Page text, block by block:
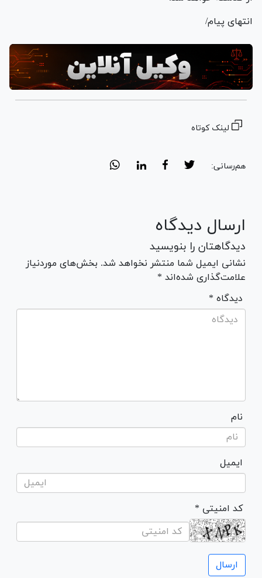
انتهای پیام/
لینک کوتاه
هم‌رسانی:
ارسال دیدگاه
دیدگاهتان را بنویسید
نشانی ایمیل شما منتشر نخواهد شد. بخش‌های موردنیاز
علامت‌گذاری شده‌اند *
* دیدگاه
نام
ایمیل
* کد امنیتی